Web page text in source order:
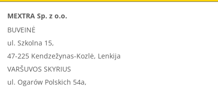
MEXTRA Sp. z o.o.
BUVEINĖ
ul. Szkolna 15,
47-225 Kendzežynas-Kozlė, Lenkija
VARŠUVOS SKYRIUS
ul. Ogarów Polskich 54a,